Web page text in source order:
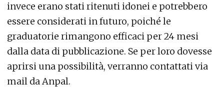
invece erano stati ritenuti idonei e potrebbero
essere considerati in futuro, poiché le
graduatorie rimangono efficaci per 24 mesi
dalla data di pubblicazione. Se per loro dovesse
aprirsi una possibilità, verranno contattati via
mail da Anpal.